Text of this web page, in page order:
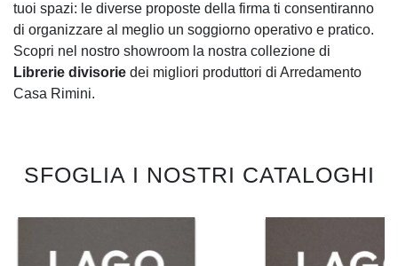
tuoi spazi: le diverse proposte della firma ti consentiranno
di organizzare al meglio un soggiorno operativo e pratico.
Scopri nel nostro showroom la nostra collezione di
Librerie divisorie dei migliori produttori di Arredamento
Casa Rimini.
SFOGLIA I NOSTRI CATALOGHI